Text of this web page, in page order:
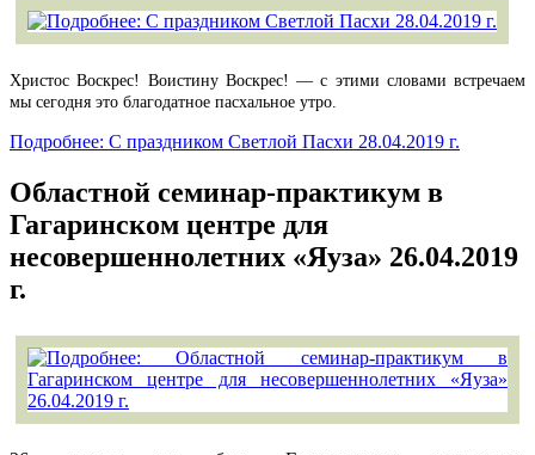
Христос Воскрес! Воистину Воскрес! — с этими словами встречаем
мы сегодня это благодатное пасхальное утро.
Подробнее: С праздником Светлой Пасхи 28.04.2019 г.
Областной семинар-практикум в
Гагаринском центре для
несовершеннолетних «Яуза» 26.04.2019
г.